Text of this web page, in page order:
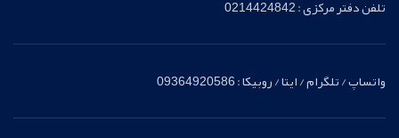
تلفن دفتر مرکزی : 0214424842
واتساپ / تلگرام / ایتا / روبیکا : 09364920586